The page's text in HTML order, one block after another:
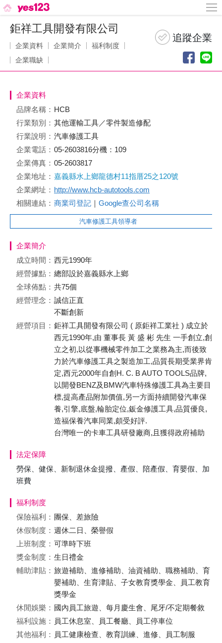
鉅祥工具開發有限公司
企業資料 企業簡介
福利制度
企業職缺
企業資料
品牌名稱： HCB
行業類別： 其他運輸工具／零件製造修配
行業說明： 汽車修護工具
企業電話： 05-2603816分機：109
企業傳真： 05-2603817
企業地址： 嘉義縣水上鄉龍德村11指厝25之120號
企業網址： http://www.hcb-autotools.com
相關連結： 商業司登記 ｜ Google查公司名稱
汽車修護工具領導者
企業簡介
成立時間： 西元1990年
經營據點： 總部設於嘉義縣水上鄉
全球佈點： 共75個
經營理念： 誠信正直
不斷創新
經營項目： 鉅祥工具開發有限公司 ( 原鉅祥工業社 ) 成立於
西元1990年,由 董事長 黃 盛 彬 先生 一手創立,創
立之初,以從事機械零件加工之業務為主,而後致
力於汽車修護工具之製造加工,品質長期受業界肯
定,西元2000年自創H. C. B AUTO TOOLS品牌,
以開發BENZ及BMW汽車特殊修護工具為主要目
標,提高產品附加價值,另一方面持續開發汽車保
養,引擎,底盤,輪胎定位,鈑金修護工具,品質優良,
造福保養汽車同業,頗受好評.
台灣唯一的卡車工具研發廠商,且獲得政府補助
法定保障
勞保、健保、新制退休金提撥、產假、陪產假、育嬰假、加
班費
福利制度
保險福利： 團保、差旅險
休假制度： 週休二日、榮譽假
上班制度： 可準時下班
獎金制度： 生日禮金
輔助津貼： 旅遊補助、進修補助、油資補助、職務補助、育
嬰補助、生育津貼、子女教育獎學金、員工教育
獎學金
休閒娛樂： 國內員工旅遊、每月慶生會、尾牙/不定期餐敘
福利設施： 員工休息室、員工餐廳、員工停車位
其他福利： 員工健康檢查、教育訓練、進修、員工制服